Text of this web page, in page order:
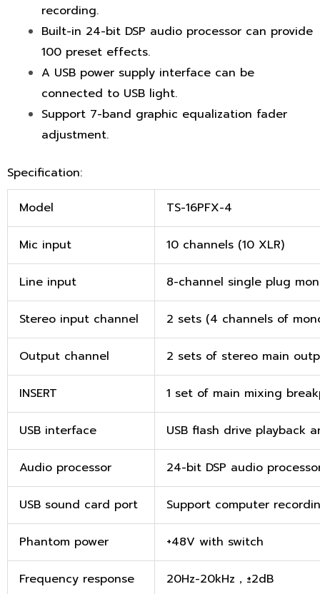
recording.
Built-in 24-bit DSP audio processor can provide
100 preset effects.
A USB power supply interface can be
connected to USB light.
Support 7-band graphic equalization fader
adjustment.
Specification:
Model TS-16PFX-4
Mic input 10 channels (10 XLR)
Line input 8-channel single plug
Stereo input channel 2 sets (4 channels of
Output channel 2 sets of stereo main
INSERT 1 set of main mixing
USB interface USB flash drive playback
Audio processor 24-bit DSP audio
USB sound card port Support computer
Phantom power +48V with switch
Frequency response 20Hz-20kHz，±2dB